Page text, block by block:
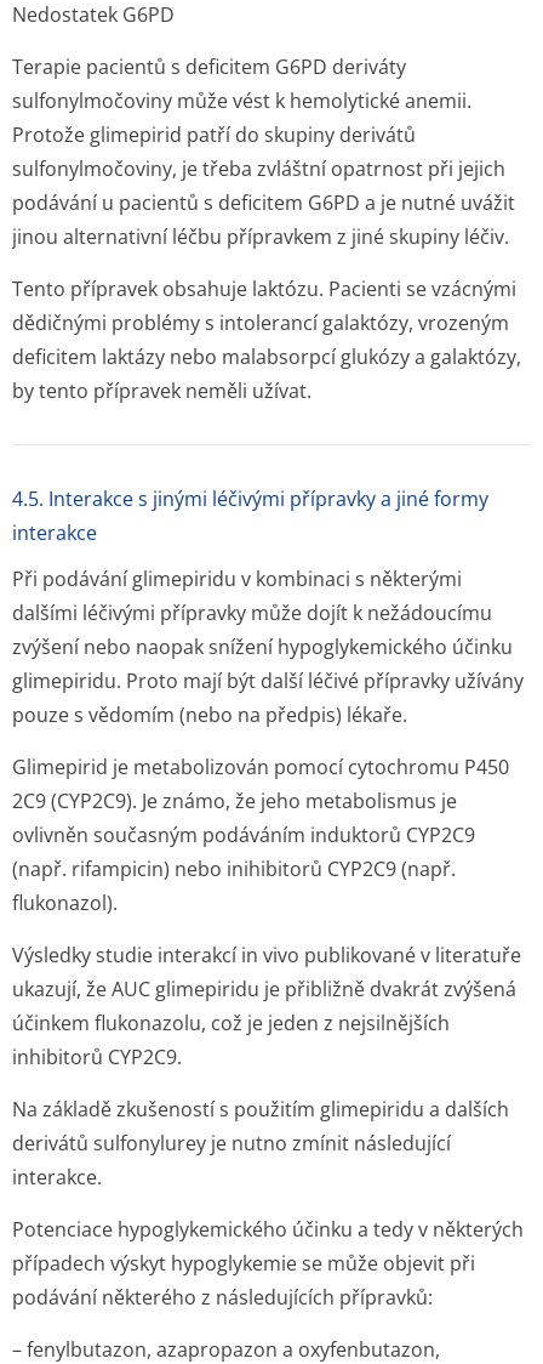
Nedostatek G6PD
Terapie pacientů s deficitem G6PD deriváty
sulfonylmočoviny může vést k hemolytické anemii.
Protože glimepirid patří do skupiny derivátů
sulfonylmočoviny, je třeba zvláštní opatrnost při jejich
podávání u pacientů s deficitem G6PD a je nutné uvážit
jinou alternativní léčbu přípravkem z jiné skupiny léčiv.
Tento přípravek obsahuje laktózu. Pacienti se vzácnými
dědičnými problémy s intolerancí galaktózy, vrozeným
deficitem laktázy nebo malabsorpcí glukózy a galaktózy,
by tento přípravek neměli užívat.
4.5. Interakce s jinými léčivými přípravky a jiné formy
interakce
Při podávání glimepiridu v kombinaci s některými
dalšími léčivými přípravky může dojít k nežádoucímu
zvýšení nebo naopak snížení hypoglykemického účinku
glimepiridu. Proto mají být další léčivé přípravky užívány
pouze s vědomím (nebo na předpis) lékaře.
Glimepirid je metabolizován pomocí cytochromu P450
2C9 (CYP2C9). Je známo, že jeho metabolismus je
ovlivněn současným podáváním induktorů CYP2C9
(např. rifampicin) nebo inihibitorů CYP2C9 (např.
flukonazol).
Výsledky studie interakcí in vivo publikované v literatuře
ukazují, že AUC glimepiridu je přibližně dvakrát zvýšená
účinkem flukonazolu, což je jeden z nejsilnějších
inhibitorů CYP2C9.
Na základě zkušeností s použitím glimepiridu a dalších
derivátů sulfonylurey je nutno zmínit následující
interakce.
Potenciace hypoglykemického účinku a tedy v některých
případech výskyt hypoglykemie se může objevit při
podávání některého z následujících přípravků:
– fenylbutazon, azapropazon a oxyfenbutazon,